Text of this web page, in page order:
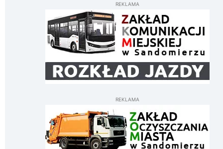
REKLAMA
REKLAMA